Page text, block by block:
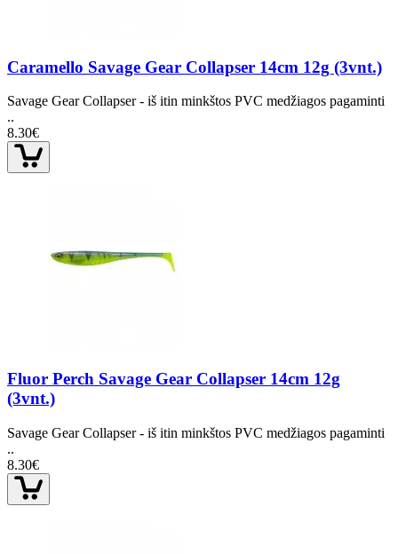
Caramello Savage Gear Collapser 14cm 12g (3vnt.)
Savage Gear Collapser - iš itin minkštos PVC medžiagos pagaminti
..
8.30€
Fluor Perch Savage Gear Collapser 14cm 12g
(3vnt.)
Savage Gear Collapser - iš itin minkštos PVC medžiagos pagaminti
..
8.30€